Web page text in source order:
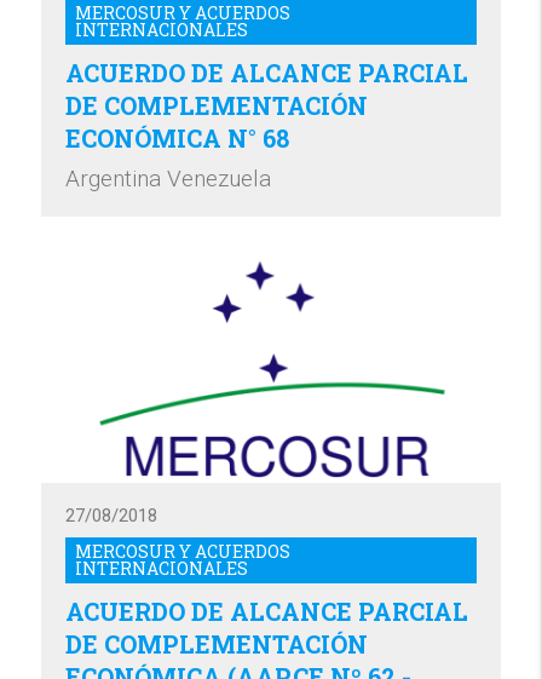
MERCOSUR Y ACUERDOS
INTERNACIONALES
ACUERDO DE ALCANCE PARCIAL
DE COMPLEMENTACIÓN
ECONÓMICA N° 68
Argentina Venezuela
MERCOSUR Y ACUERDOS
INTERNACIONALES
27/08/2018
ACUERDO DE ALCANCE PARCIAL
DE COMPLEMENTACIÓN